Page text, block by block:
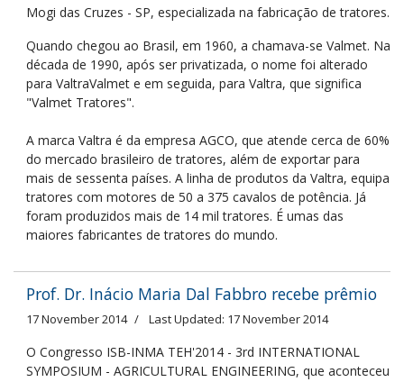
Mogi das Cruzes - SP, especializada na fabricação de tratores.
Quando chegou ao Brasil, em 1960, a chamava-se Valmet. Na
década de 1990, após ser privatizada, o nome foi alterado
para ValtraValmet e em seguida, para Valtra, que significa
"Valmet Tratores".
A marca Valtra é da empresa AGCO, que atende cerca de 60%
do mercado brasileiro de tratores, além de exportar para
mais de sessenta países. A linha de produtos da Valtra, equipa
tratores com motores de 50 a 375 cavalos de potência. Já
foram produzidos mais de 14 mil tratores. É umas das
maiores fabricantes de tratores do mundo.
Prof. Dr. Inácio Maria Dal Fabbro recebe prêmio
17 November 2014 Last Updated: 17 November 2014
O Congresso ISB-INMA TEH'2014 - 3rd INTERNATIONAL
SYMPOSIUM - AGRICULTURAL ENGINEERING, que aconteceu